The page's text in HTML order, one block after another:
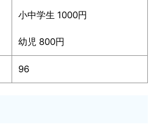
小中学生 1000円
幼児 800円
96